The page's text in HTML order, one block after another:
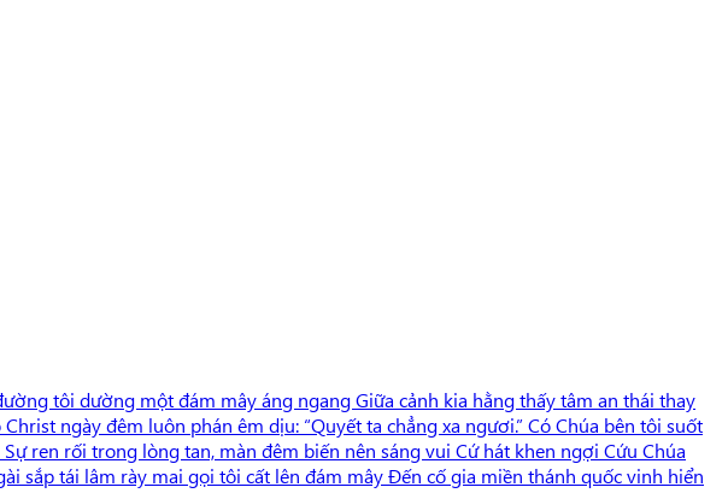
tôi dường một đám mây áng ngang Giữa cảnh kia hằng thấy tâm an thái thay
ngày đêm luôn phán êm dịu: “Quyết ta chẳng xa ngươi.” Có Chúa bên tôi suốt
ren rối trong lòng tan, màn đêm biến nên sáng vui Cứ hát khen ngợi Cứu Chúa
sắp tái lâm rày mai gọi tôi cất lên đám mây Đến cố gia miền thánh quốc vinh hiển